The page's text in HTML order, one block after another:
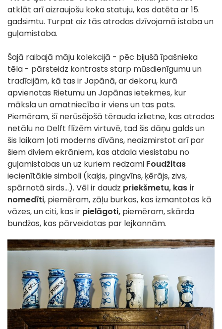
atklāt arī aizraujošu koka statuju, kas datēta ar 15.
gadsimtu. Turpat aiz tās atrodas dzīvojamā istaba un
guļamistaba.
Šajā raibajā māju kolekcijā - pēc bijušā īpašnieka
tēla - pārsteidz kontrasts starp mūsdienīgumu un
tradīcijām, kā tas ir Japānā, ar dekoru, kurā
apvienotas Rietumu un Japānas ietekmes, kur
māksla un amatniecība ir viens un tas pats.
Piemēram, šī nerūsējošā tērauda izlietne, kas atrodas
netālu no Delft flīzēm virtuvē, tad šis dāņu galds un
šis laikam ļoti moderns dīvāns, neaizmirstot arī par
šiem diviem ekrāniem, kas atdala viesistabu no
guļamistabas un uz kuriem redzami Foudžitas
iecienītākie simboli (kaķis, pingvīns, ķērājs, zivs,
spārnotā sirds...). Vēl ir daudz priekšmetu, kas ir
nomedīti, piemēram, zāļu burkas, kas izmantotas kā
vāzes, un citi, kas ir pielāgoti, piemēram, skārda
bundžas, kas pārveidotas par lejkannām.